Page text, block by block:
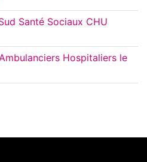
Santé Sociaux CHU
Hospitaliers le